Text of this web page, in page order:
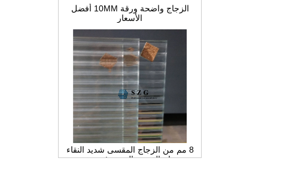
8 مم من الزجاج المقسى شديد النقاء
، وزجاج القصب المزخرف منخفض
الحديد ، والزجاج الداخلي للخصوصية